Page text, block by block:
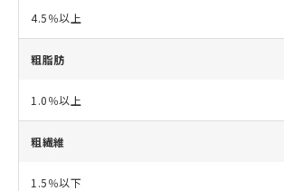
4.5％以上
粗脂肪
1.0％以上
粗繊維
1.5％以下